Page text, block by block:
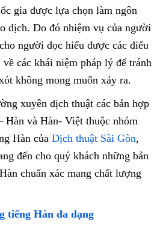
gia được lựa chọn làm ngôn
dịch. Do đó nhiệm vụ của người
người đọc hiểu được các điểu
các khái niệm pháp lý để tránh
không mong muốn xảy ra.
xuyên dịch thuật các bản hợp
Hàn và Hàn- Việt thuộc nhóm
Hàn của Dịch thuật Sài Gòn,
đến cho quý khách những bản
chuẩn xác mang chất lượng
tiếng Hàn đa dạng